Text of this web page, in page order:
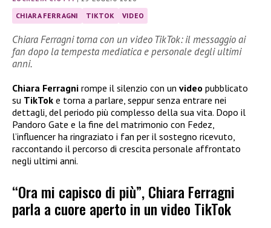
CHIARA FERRAGNI TIKTOK VIDEO
Chiara Ferragni torna con un video TikTok: il messaggio ai
fan dopo la tempesta mediatica e personale degli ultimi
anni.
Chiara Ferragni rompe il silenzio con un video pubblicato
su TikTok e torna a parlare, seppur senza entrare nei
dettagli, del periodo più complesso della sua vita. Dopo il
Pandoro Gate e la fine del matrimonio con Fedez,
l’influencer ha ringraziato i fan per il sostegno ricevuto,
raccontando il percorso di crescita personale affrontato
negli ultimi anni.
“Ora mi capisco di più”, Chiara Ferragni
parla a cuore aperto in un video TikTok